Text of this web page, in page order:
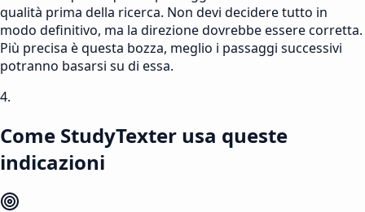
qualità prima della ricerca. Non devi decidere tutto in
modo definitivo, ma la direzione dovrebbe essere corretta.
Più precisa è questa bozza, meglio i passaggi successivi
potranno basarsi su di essa.
4.
Come StudyTexter usa queste
indicazioni